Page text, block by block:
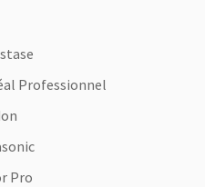
Professionnel
Pro